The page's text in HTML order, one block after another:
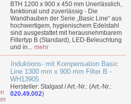
BTH 1200 x 900 x 450 mm Unerlässlich,
funktional und zuverlässig - Die
Wandhauben der Serie „Basic Line“ aus
hochwertigem, hygienischem Edelstahl
sind ausgestattet mit herausnehmbarem
Filtertyp B (Standard), LED-Beleuchtung
und in... mehr
Induktions- mit Kompensation Basic
Line 1300 mm x 900 mm Filter B -
WH13905
Hersteller: Stalgast / Art.-Nr.: (Art.-Nr.:
020.49.002)